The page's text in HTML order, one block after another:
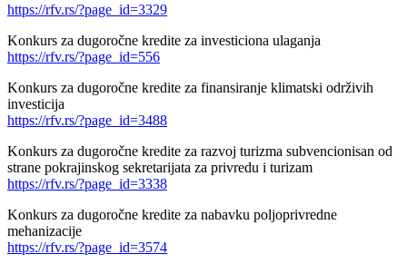
https://rfv.rs/?page_id=3329
Konkurs za dugoročne kredite za investiciona ulaganja
https://rfv.rs/?page_id=556
Konkurs za dugoročne kredite za finansiranje klimatski održivih
investicija
https://rfv.rs/?page_id=3488
Konkurs za dugoročne kredite za razvoj turizma subvencionisan od
strane pokrajinskog sekretarijata za privredu i turizam
https://rfv.rs/?page_id=3338
Konkurs za dugoročne kredite za nabavku poljoprivredne
mehanizacije
https://rfv.rs/?page_id=3574